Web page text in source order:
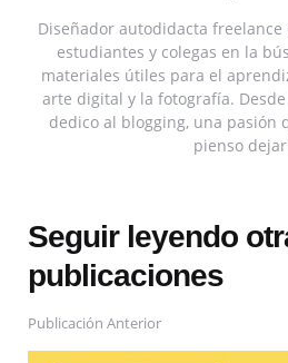
Diseñador autodidacta
estudiantes y colegas en la
materiales útiles para el
arte digital y la fotografía.
dedico al blogging, una pasión
pienso
Seguir leyendo
publicaciones
Publicación Anterior